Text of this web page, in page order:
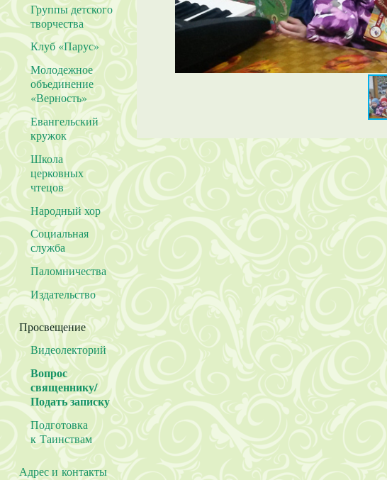
Группы детского
творчества
Клуб «Парус»
Молодежное
объединение
«Верность»
Евангельский
кружок
Школа
церковных
чтецов
Народный хор
Социальная
служба
Паломничества
Издательство
Просвещение
Видеолекторий
Вопрос
священнику/
Подать записку
Подготовка
к Таинствам
Адрес и контакты